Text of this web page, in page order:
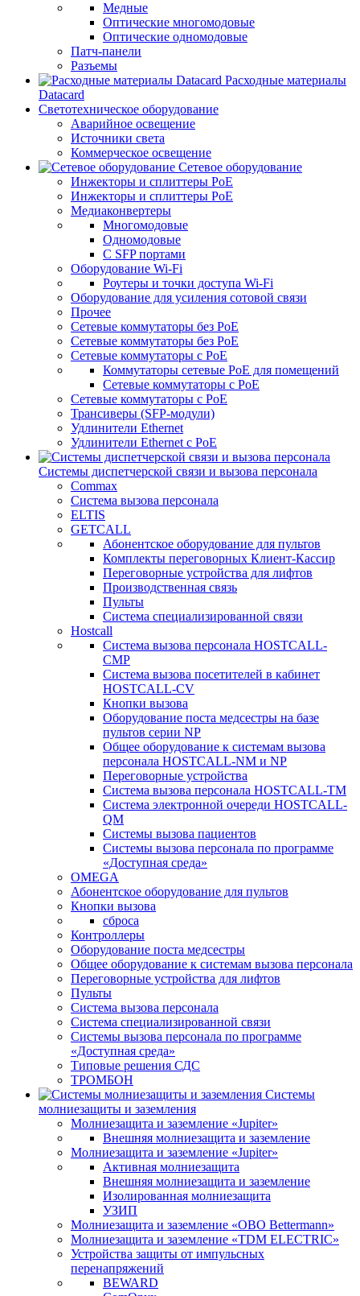
Медные
Оптические многомодовые
Оптические одномодовые
Патч-панели
Разъемы
Расходные материалы
Datacard
Светотехническое оборудование
Аварийное освещение
Источники света
Коммерческое освещение
Сетевое оборудование
Инжекторы и сплиттеры PoE
Инжекторы и сплиттеры РоЕ
Медиаконвертеры
Многомодовые
Одномодовые
С SFP портами
Оборудование Wi-Fi
Роутеры и точки доступа Wi-Fi
Оборудование для усиления сотовой связи
Прочее
Сетевые коммутаторы без PoE
Сетевые коммутаторы без РоЕ
Сетевые коммутаторы с PoE
Коммутаторы сетевые PoE для помещений
Сетевые коммутаторы с PoE
Сетевые коммутаторы с РоЕ
Трансиверы (SFP-модули)
Удлинители Ethernet
Удлинители Ethernet с PoE
Системы диспетчерской связи и вызова персонала
Commax
Cистема вызова персонала
ELTIS
GETCALL
Абонентское оборудование для пультов
Комплекты переговорных Клиент-Кассир
Переговорные устройства для лифтов
Производственная связь
Пульты
Система специализированной связи
Hostcall
Cистема вызова персонала HOSTCALL-
CMP
Cистема вызова посетителей в кабинет
HOSTCALL-CV
Кнопки вызова
Оборудование поста медсестры на базе
пультов серии NP
Общее оборудование к системам вызова
персонала HOSTCALL-NM и NP
Переговорные устройства
Система вызова персонала HOSTCALL-TM
Система электронной очереди HOSTCALL-
QM
Системы вызова пациентов
Системы вызова персонала по программе
«Доступная среда»
OMEGA
Абонентское оборудование для пультов
Кнопки вызова
сброса
Контроллеры
Оборудование поста медсестры
Общее оборудование к системам вызова персонала
Переговорные устройства для лифтов
Пульты
Система вызова персонала
Система специализированной связи
Системы вызова персонала по программе
«Доступная среда»
Типовые решения СДС
ТРОМБОН
Системы
молниезащиты и заземления
Молниезащита и заземление «Jupiter»
Внешняя молниезащита и заземление
Молниезащита и заземление «Jupiter»
Активная молниезащита
Внешняя молниезащита и заземление
Изолированная молниезащита
УЗИП
Молниезащита и заземление «OBO Bettermann»
Молниезащита и заземление «TDM ЕLECTRIC»
Устройства защиты от импульсных
перенапряжений
BEWARD